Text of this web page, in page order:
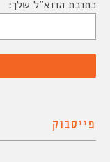
כתובת הדוא"ל שלך:
פייסבוק